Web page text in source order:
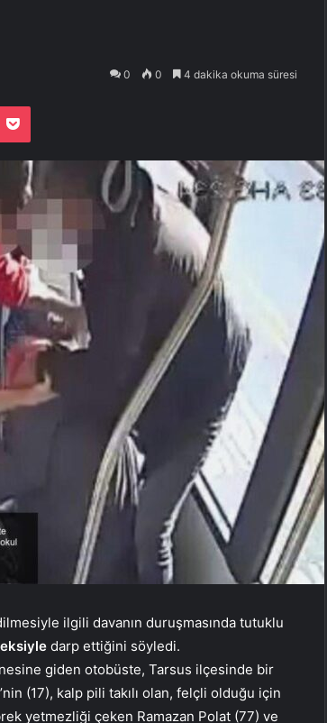
0 0 4 dakika okuma süresi
Pocket
ilgili davanın duruşmasında tutuklu
darp ettiğini söyledi.
giden otobüste, Tarsus ilçesinde bir
(17), kalp pili takılı olan, felçli olduğu için
yetmezliği çeken Ramazan Polat (77) ve